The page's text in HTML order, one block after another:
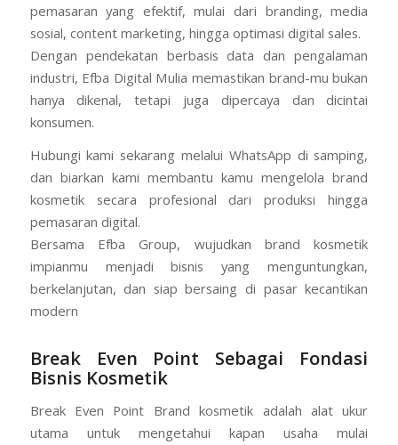
pemasaran yang efektif, mulai dari branding, media
sosial, content marketing, hingga optimasi digital sales.
Dengan pendekatan berbasis data dan pengalaman
industri, Efba Digital Mulia memastikan brand-mu bukan
hanya dikenal, tetapi juga dipercaya dan dicintai
konsumen.
Hubungi kami sekarang melalui WhatsApp di samping,
dan biarkan kami membantu kamu mengelola brand
kosmetik secara profesional dari produksi hingga
pemasaran digital.
Bersama Efba Group, wujudkan brand kosmetik
impianmu menjadi bisnis yang menguntungkan,
berkelanjutan, dan siap bersaing di pasar kecantikan
modern
Break Even Point Sebagai Fondasi
Bisnis Kosmetik
Break Even Point Brand kosmetik adalah alat ukur
utama untuk mengetahui kapan usaha mulai